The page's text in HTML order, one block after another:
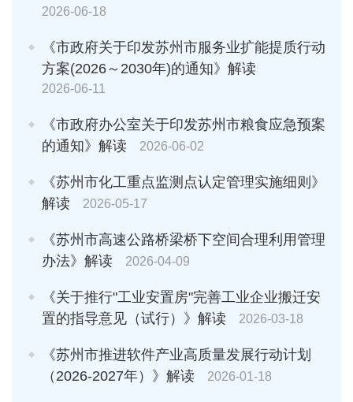
2026-06-18
《市政府关于印发苏州市服务业扩能提质行动
方案(2026～2030年)的通知》解读
2026-06-11
《市政府办公室关于印发苏州市粮食应急预案
的通知》解读
2026-06-02
《苏州市化工重点监测点认定管理实施细则》
解读
2026-05-17
《苏州市高速公路桥梁桥下空间合理利用管理
办法》解读
2026-04-09
《关于推行"工业安置房"完善工业企业搬迁安
置的指导意见（试行）》解读
2026-03-18
《苏州市推进软件产业高质量发展行动计划
（2026-2027年）》解读
2026-01-18